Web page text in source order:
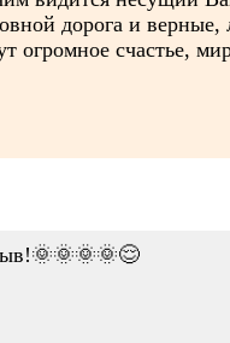
дорога и
огромное счастье,